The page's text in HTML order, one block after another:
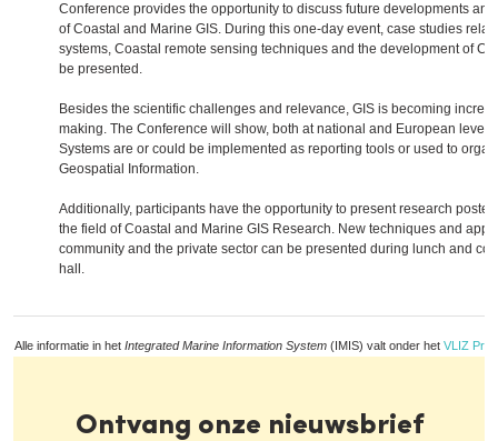
Conference provides the opportunity to discuss future developments
of Coastal and Marine GIS. During this one-day event, case studies
systems, Coastal remote sensing techniques and the development of
be presented.
Besides the scientific challenges and relevance, GIS is becoming
making. The Conference will show, both at national and European level,
Systems are or could be implemented as reporting tools or used to
Geospatial Information.
Additionally, participants have the opportunity to present research
the field of Coastal and Marine GIS Research. New techniques and
community and the private sector can be presented during lunch and
hall.
Alle informatie in het Integrated Marine Information System (IMIS) valt onder het VLIZ
Ontvang onze nieuwsbrief